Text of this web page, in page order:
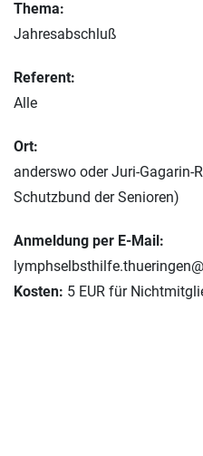
Thema:
Jahresabschluß
Referent:
Alle
Ort:
anderswo oder Juri-
Schutzbund der Senioren)
Anmeldung per E-Mail:
Kosten: 5 EUR für